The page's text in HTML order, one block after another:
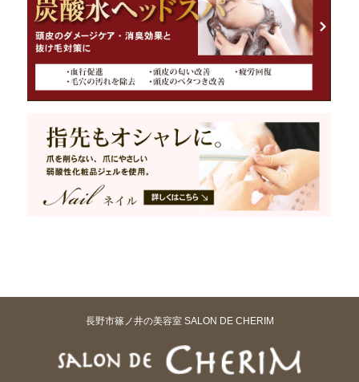
長野市篠ノ井の美容室 SALON DE CHERIM